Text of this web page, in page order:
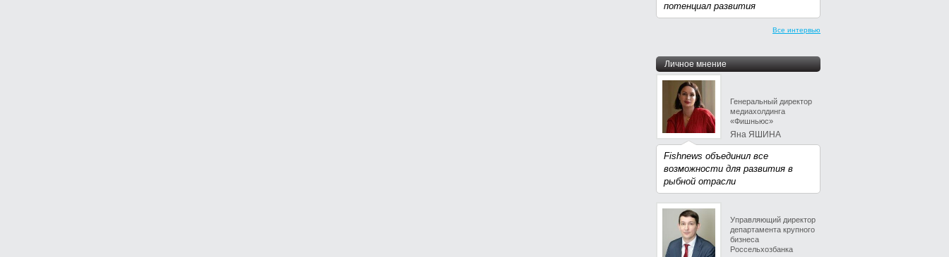
потенциал развития
Все интервью
Личное мнение
Генеральный директор
медиахолдинга
«Фишньюс»
Яна ЯШИНА
Fishnews объединил все
возможности для развития в
рыбной отрасли
Управляющий директор
департамента крупного
бизнеса
Россельхозбанка